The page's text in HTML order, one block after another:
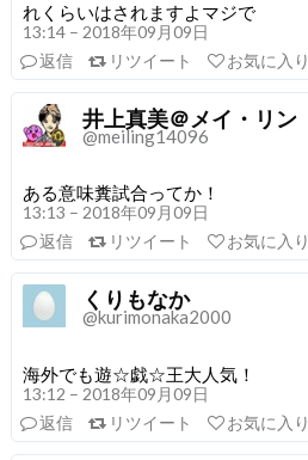
れくらいはされますよマジで
13:14 – 2018年09月09日
返信
リツイート お気に入り
井上真美＠メイ・リン
@meiling14096
ある意味糞試合ってか！
13:13 – 2018年09月09日
返信
リツイート お気に入り
くりもなか
@kurimonaka2000
海外でも遊☆戯☆王大人気！
13:12 – 2018年09月09日
返信
リツイート お気に入り